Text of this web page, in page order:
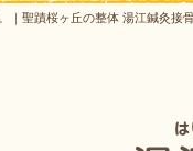
｜聖蹟桜ヶ丘の整体 湯江鍼灸接